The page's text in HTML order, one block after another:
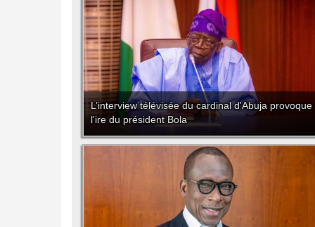
L’interview télévisée du cardinal d'Abuja provoque
l'ire du président Bola